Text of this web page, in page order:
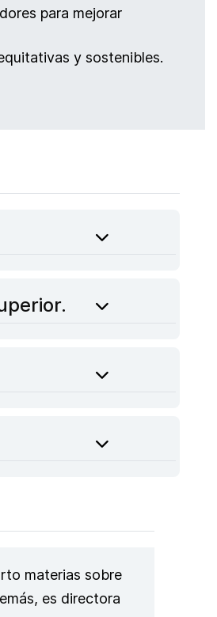
para mejorar
y sostenibles.
materias sobre
es directora